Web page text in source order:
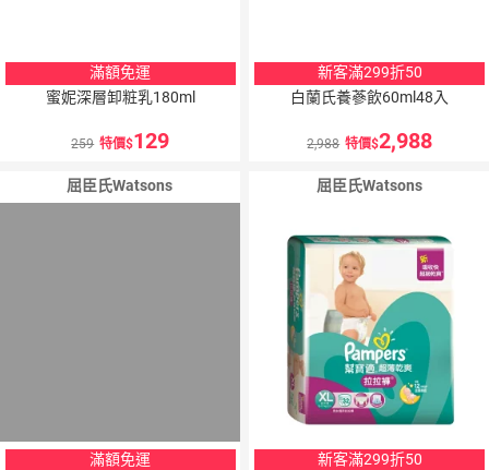
滿額免運
蜜妮深層卸粧乳180ml
259 特價 129
新客滿299折50
白蘭氏養蔘飲60ml48入
2,988 特價 2,988
屈臣氏Watsons
滿額免運
屈臣氏Watsons
新客滿299折50